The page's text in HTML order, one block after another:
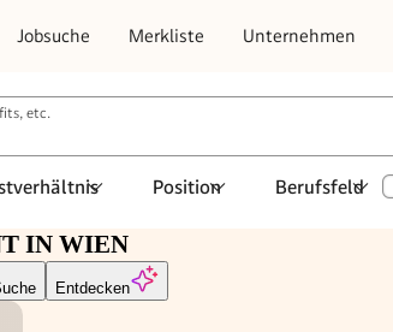
Jobsuche Merkliste Unternehmen
etc.
Position Berufsfeld
IN WIEN
Entdecken